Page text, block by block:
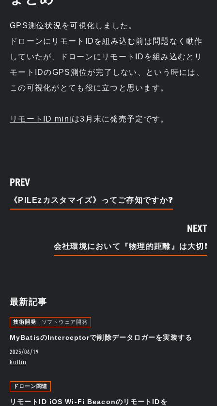
GPS測位状況を可視化しました。
ドローンにリモートIDを組み込む前は問題なく動作
していたが、ドローンにリモートIDを組み込むとリ
モートIDのGPS測位が完了しない、という時には、
この可視化がとても役に立つと思います。
リモートID miniは3月末に発売予定です。
PREV
《PILEzカスタマイズ》ってご存知ですか❓
NEXT
会社環境において『物理的距離』は大切❗
最新記事
技術開発 ソフトウェア開発
MyBatisのInterceptorで削除データロガーを実装する
2025/06/19
kotlin
ドローン関連
リモートID iOS Wi-Fi BeaconのリモートIDを